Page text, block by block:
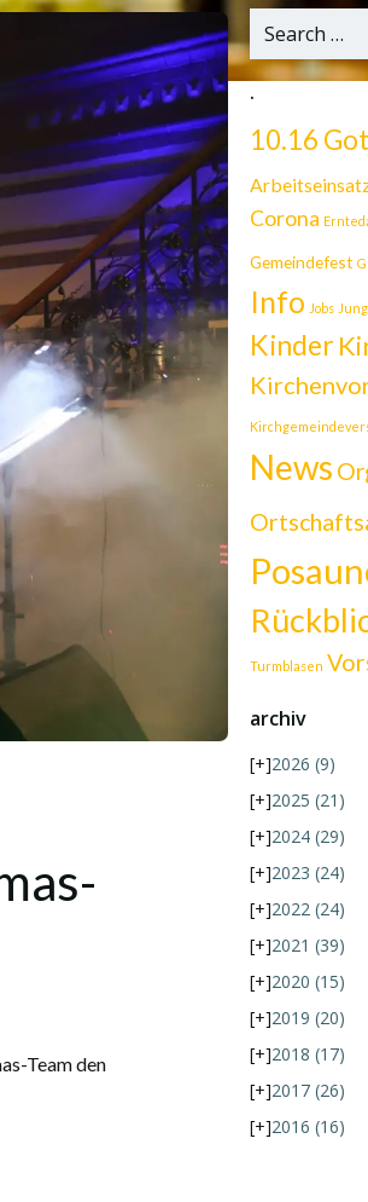
Team den
Search
for:
.
10.16
Corona
Gemeindefest
Info Jobs
Kinder
News
Turmblasen
archiv
[+]2026 (9)
[+]2025 (21)
[+]2024 (29)
[+]2023 (24)
[+]2022 (24)
[+]2021 (39)
[+]2020 (15)
[+]2019 (20)
[+]2018 (17)
[+]2017 (26)
[+]2016 (16)